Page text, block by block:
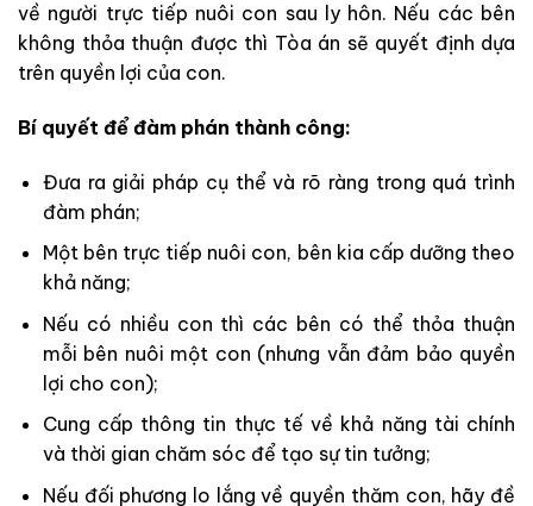
về người trực tiếp nuôi con sau ly hôn. Nếu các bên
không thỏa thuận được thì Tòa án sẽ quyết định dựa
trên quyền lợi của con.
Bí quyết để đàm phán thành công:
Đưa ra giải pháp cụ thể và rõ ràng trong quá trình
đàm phán;
Một bên trực tiếp nuôi con, bên kia cấp dưỡng theo
khả năng;
Nếu có nhiều con thì các bên có thể thỏa thuận
mỗi bên nuôi một con (nhưng vẫn đảm bảo quyền
lợi cho con);
Cung cấp thông tin thực tế về khả năng tài chính
và thời gian chăm sóc để tạo sự tin tưởng;
Nếu đối phương lo lắng về quyền thăm con, hãy đề